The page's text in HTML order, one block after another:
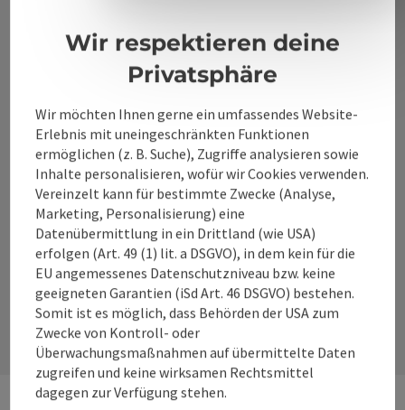
+43 50 360 360 360
info@360alpenland.com
InstagramFacebookYouTube
Kontaktformular
Wir respektieren deine
Privatsphäre
Wir möchten Ihnen gerne ein umfassendes Website-
Erlebnis mit uneingeschränkten Funktionen
ermöglichen (z. B. Suche), Zugriffe analysieren sowie
Inhalte personalisieren, wofür wir Cookies verwenden.
Vereinzelt kann für bestimmte Zwecke (Analyse,
Marketing, Personalisierung) eine
Datenübermittlung in ein Drittland (wie USA)
erfolgen (Art. 49 (1) lit. a DSGVO), in dem kein für die
EU angemessenes Datenschutzniveau bzw. keine
geeigneten Garantien (iSd Art. 46 DSGVO) bestehen.
Somit ist es möglich, dass Behörden der USA zum
Zwecke von Kontroll- oder
Überwachungsmaßnahmen auf übermittelte Daten
zugreifen und keine wirksamen Rechtsmittel
dagegen zur Verfügung stehen.